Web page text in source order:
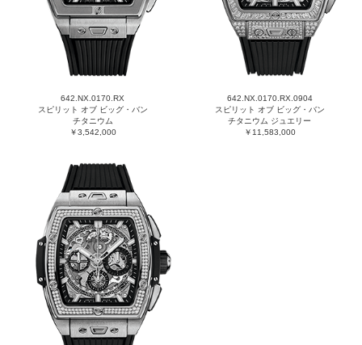
642.NX.0170.RX
スピリット オブ ビッグ・バン
チタニウム
￥3,542,000
642.NX.0170.RX.0904
スピリット オブ ビッグ・バン
チタニウム ジュエリー
￥11,583,000